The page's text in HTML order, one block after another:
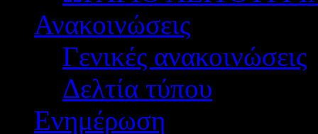
Ανακοινώσεις
Γενικές ανακοινώσεις
Δελτία τύπου
Ενημέρωση